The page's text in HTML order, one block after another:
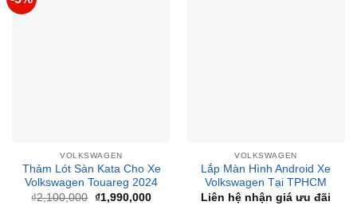
VOLKSWAGEN
Thảm Lót Sàn Kata Cho Xe
Volkswagen Touareg 2024
₫2,100,000 Giá
gốc
₫1,990,000Giá
VOLKSWAGEN
Lắp Màn Hình Android Xe
Volkswagen Tại TPHCM
Liên hệ nhận giá ưu đãi